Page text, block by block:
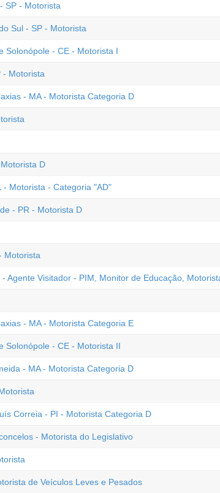
SP - Motorista
Sul - SP - Motorista
Solonópole - CE - Motorista I
- Motorista
- MA - Motorista Categoria D
D
- Motorista - Categoria "AD"
- PR - Motorista D
Motorista
Agente Visitador - PIM, Monitor de Educação,
- MA - Motorista Categoria E
Solonópole - CE - Motorista II
- MA - Motorista Categoria D
Correia - PI - Motorista Categoria D
- Motorista do Legislativo
de Veículos Leves e Pesados